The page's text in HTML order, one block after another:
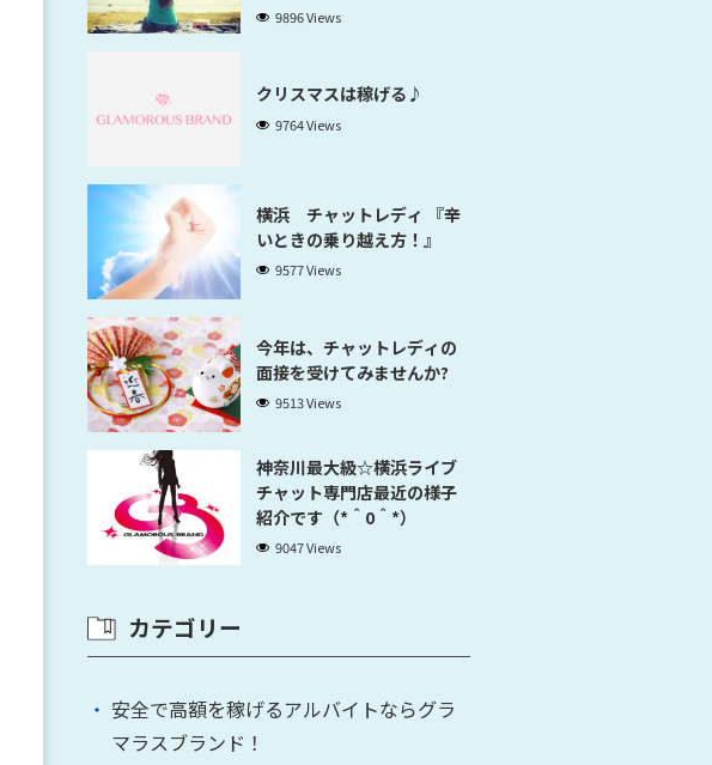
9896 Views
クリスマスは稼げる♪
9764 Views
横浜 チャットレディ 『辛
いときの乗り越え方！』
9577 Views
今年は、チャットレディの
面接を受けてみませんか?
9513 Views
神奈川最大級☆横浜ライブ
チャット専門店最近の様子
紹介です（*＾0＾*）
9047 Views
カテゴリー
安全で高額を稼げるアルバイトならグラ
マラスブランド！